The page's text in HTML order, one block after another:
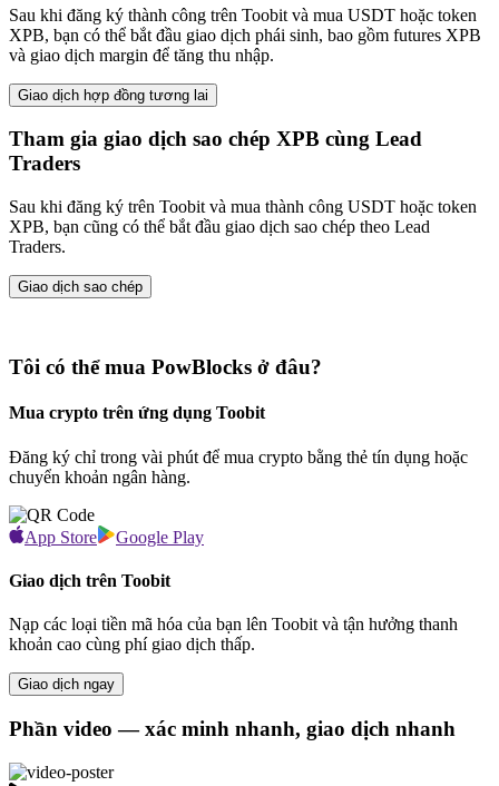
Sau khi đăng ký thành công trên Toobit và mua USDT hoặc token
XPB, bạn có thể bắt đầu giao dịch phái sinh, bao gồm futures XPB
và giao dịch margin để tăng thu nhập.
Giao dịch hợp đồng tương lai
Tham gia giao dịch sao chép XPB cùng Lead
Traders
Sau khi đăng ký trên Toobit và mua thành công USDT hoặc token
XPB, bạn cũng có thể bắt đầu giao dịch sao chép theo Lead
Traders.
Giao dịch sao chép
Tôi có thể mua PowBlocks ở đâu?
Mua crypto trên ứng dụng Toobit
Đăng ký chỉ trong vài phút để mua crypto bằng thẻ tín dụng hoặc
chuyển khoản ngân hàng.
App Store Google Play
Giao dịch trên Toobit
Nạp các loại tiền mã hóa của bạn lên Toobit và tận hưởng thanh
khoản cao cùng phí giao dịch thấp.
Giao dịch ngay
Phần video — xác minh nhanh, giao dịch nhanh